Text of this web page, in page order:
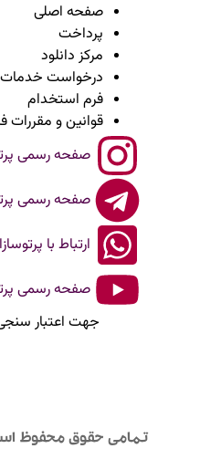
صفحه اصلی
پرداخت
مرکز دانلود
درخواست خدمات
فرم استخدام
قوانین و مقررات
صفحه رسمی
صفحه رسمی
ارتباط با
صفحه رسمی
جهت اعتبار سنجی
تمامی حقوق محفوظ است